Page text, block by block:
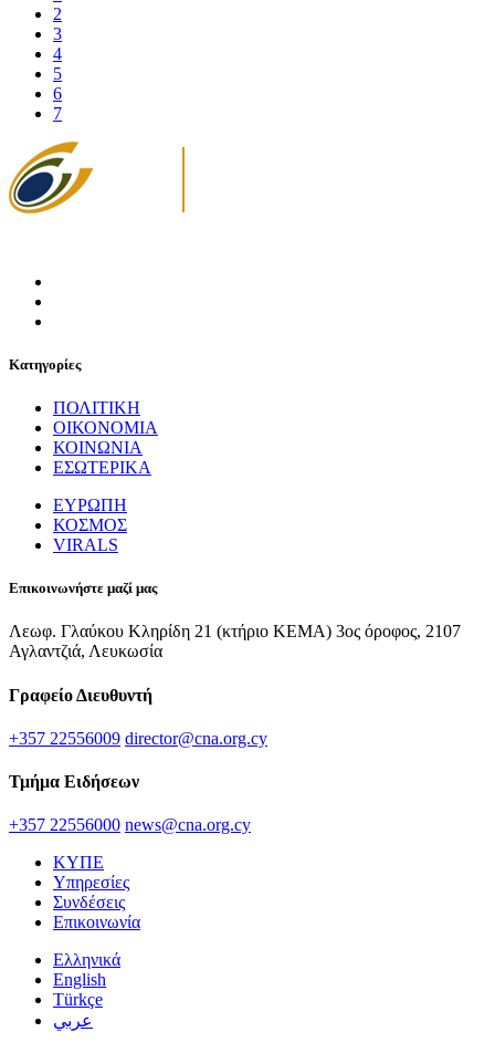
2
3
4
5
6
7
Κατηγορίες
ΠΟΛΙΤΙΚΗ
ΟΙΚΟΝΟΜΙΑ
ΚΟΙΝΩΝΙΑ
ΕΣΩΤΕΡΙΚΑ
ΕΥΡΩΠΗ
ΚΟΣΜΟΣ
VIRALS
Επικοινωνήστε μαζί μας
Λεωφ. Γλαύκου Κληρίδη 21 (κτήριο ΚΕΜΑ) 3ος όροφος, 2107
Αγλαντζιά, Λευκωσία
Γραφείο Διευθυντή
+357 22556009 director@cna.org.cy
Τμήμα Ειδήσεων
+357 22556000 news@cna.org.cy
ΚΥΠΕ
Υπηρεσίες
Συνδέσεις
Επικοινωνία
Ελληνικά
English
Türkçe
عربي